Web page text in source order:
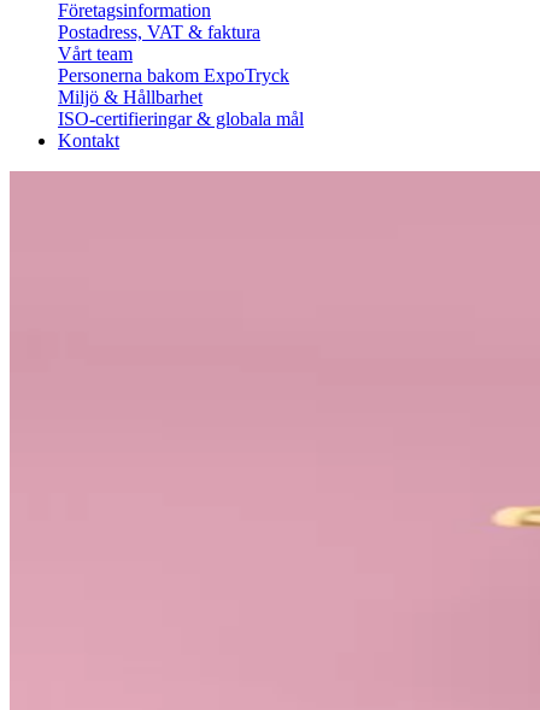
Företagsinformation
Postadress, VAT & faktura
Vårt team
Personerna bakom ExpoTryck
Miljö & Hållbarhet
ISO-certifieringar & globala mål
Kontakt